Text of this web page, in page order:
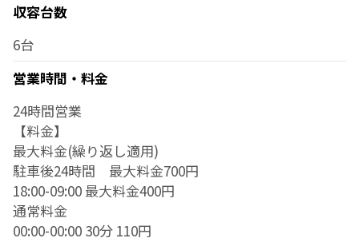
収容台数
6台
営業時間・料金
24時間営業
【料金】
最大料金(繰り返し適用)
駐車後24時間 最大料金700円
18:00-09:00 最大料金400円
通常料金
00:00-00:00 30分 110円